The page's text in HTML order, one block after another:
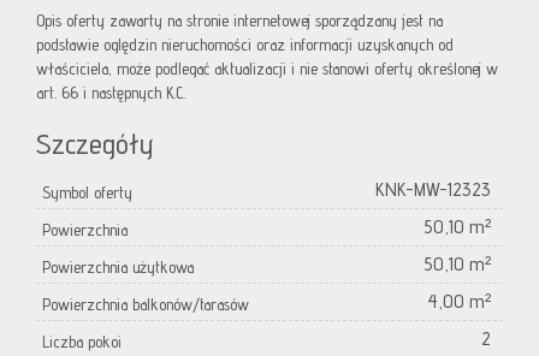
Opis oferty zawarty na stronie internetowej sporządzany jest na
podstawie oględzin nieruchomości oraz informacji uzyskanych od
właściciela, może podlegać aktualizacji i nie stanowi oferty określonej w
art. 66 i następnych K.C.
Szczegóły
Symbol oferty KNK-MW-12323
Powierzchnia 50,10 m²
Powierzchnia użytkowa 50,10 m²
Powierzchnia balkonów/tarasów 4,00 m²
Liczba pokoi 2